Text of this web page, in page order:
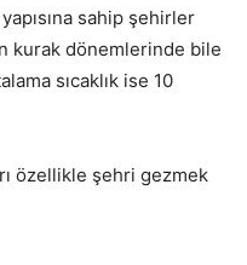
sahip şehirler
kurak dönemlerinde bile
sıcaklık ise 10
özellikle şehri gezmek